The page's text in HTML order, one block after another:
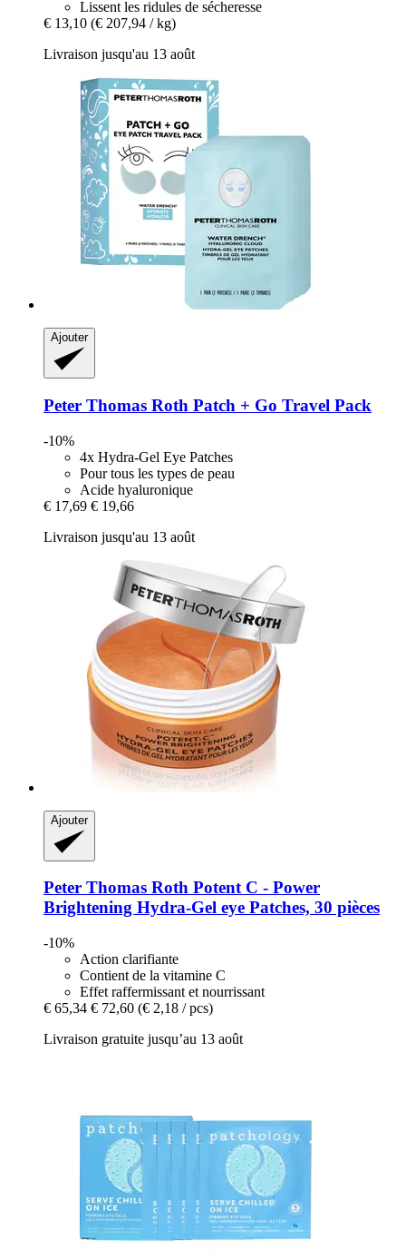
Lissent les ridules de sécheresse
€ 13,10 (€ 207,94 / kg)
Livraison jusqu'au 13 août
Ajouter
Peter Thomas Roth Patch + Go Travel Pack
-10%
4x Hydra-Gel Eye Patches
Pour tous les types de peau
Acide hyaluronique
€ 17,69 € 19,66
Livraison jusqu'au 13 août
Ajouter
Peter Thomas Roth Potent C -​ Power
Brightening Hydra-​Gel eye Patches, 30 pièces
-10%
Action clarifiante
Contient de la vitamine C
Effet raffermissant et nourrissant
€ 65,34 € 72,60 (€ 2,18 / pcs)
Livraison gratuite jusqu’au 13 août